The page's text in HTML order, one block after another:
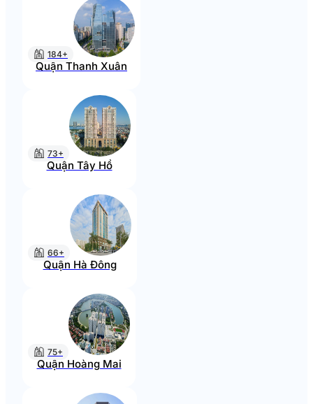
184+
Quận Thanh Xuân
73+
Quận Tây Hồ
66+
Quận Hà Đông
75+
Quận Hoàng Mai